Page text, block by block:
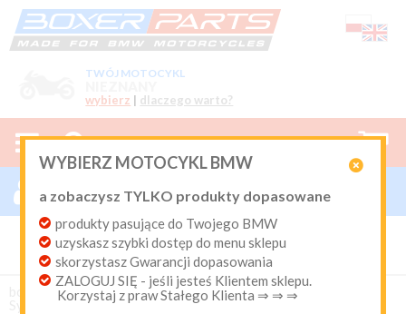
TWÓJ MOTOCYKL
wybierz | dlaczego warto?

WYBIERZ MOTOCYKL BMW
a zobaczysz TYLKO produkty dopasowane
produkty pasujące do Twojego BMW
uzyskasz szybki dostęp do menu sklepu
skorzystasz Gwarancji dopasowania
ZALOGUJ SIĘ - jeśli jesteś Klientem sklepu.
Korzystaj z praw Stałego Klienta ⇒ ⇒ ⇒
  
0
 Nowy klient
Login:
Produkty dopasowane do Twojego motocykla
BMW. Program Rabatowy po pierwszych zakupach. Od 20
lat on-line kurier Inpost i Paczkomat od 9.90 zł
boxer-parts / EKSPLOATACJA / Oleje Silnikowe
Syntetyczne